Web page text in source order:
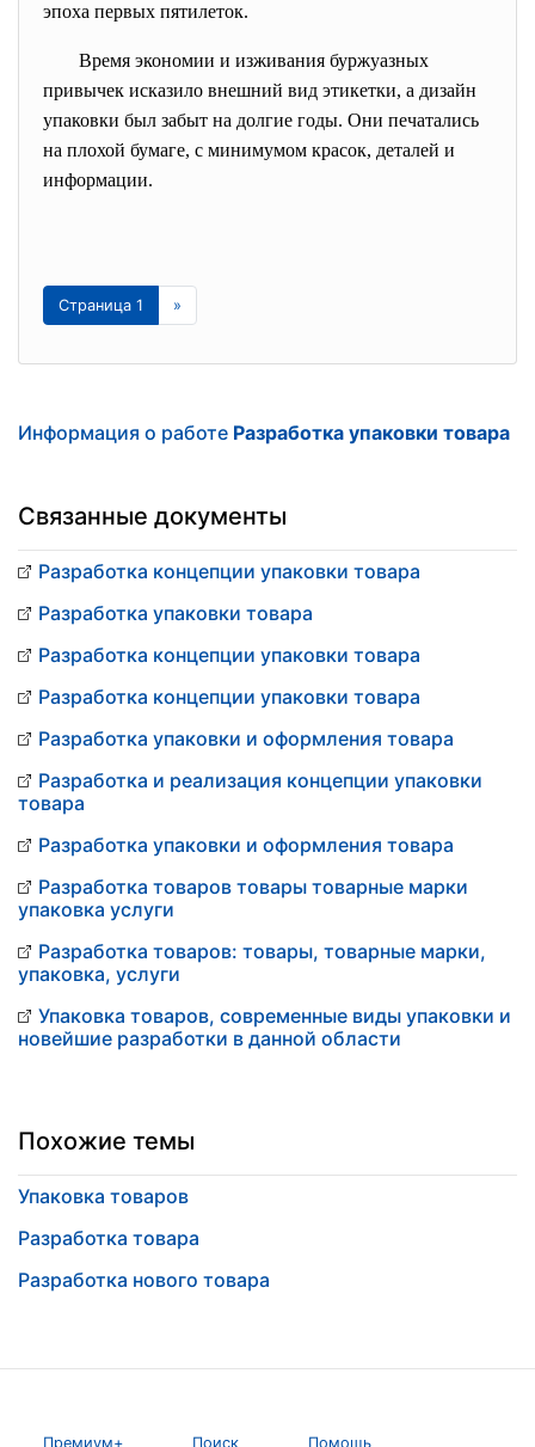
эпоха первых пятилеток.
Время экономии и изживания буржуазных
привычек исказило внешний вид этикетки, а дизайн
упаковки был забыт на долгие годы. Они печатались
на плохой бумаге, с минимумом красок, деталей и
информации.
Страница 1 »
Информация о работе Разработка упаковки товара
Связанные документы
Разработка концепции упаковки товара
Разработка упаковки товара
Разработка концепции упаковки товара
Разработка концепции упаковки товара
Разработка упаковки и оформления товара
Разработка и реализация концепции упаковки
товара
Разработка упаковки и оформления товара
Разработка товаров товары товарные марки
упаковка услуги
Разработка товаров: товары, товарные марки,
упаковка, услуги
Упаковка товаров, современные виды упаковки и
новейшие разработки в данной области
Похожие темы
Упаковка товаров
Разработка товара
Разработка нового товара
Премиум+ Поиск Помощь